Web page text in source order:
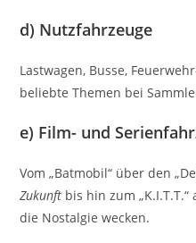
d) Nutzfahrzeuge
Lastwagen, Busse,
beliebte Themen bei
e) Film- und
Vom „Batmobil“ über den
Zukunft bis hin zum
die Nostalgie wecken.